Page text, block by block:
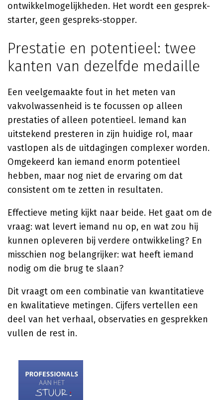
ontwikkelmogelijkheden. Het wordt een gesprek-
starter, geen gespreks-stopper.
Prestatie en potentieel: twee
kanten van dezelfde medaille
Een veelgemaakte fout in het meten van
vakvolwassenheid is te focussen op alleen
prestaties of alleen potentieel. Iemand kan
uitstekend presteren in zijn huidige rol, maar
vastlopen als de uitdagingen complexer worden.
Omgekeerd kan iemand enorm potentieel
hebben, maar nog niet de ervaring om dat
consistent om te zetten in resultaten.
Effectieve meting kijkt naar beide. Het gaat om de
vraag: wat levert iemand nu op, en wat zou hij
kunnen opleveren bij verdere ontwikkeling? En
misschien nog belangrijker: wat heeft iemand
nodig om die brug te slaan?
Dit vraagt om een combinatie van kwantitatieve
en kwalitatieve metingen. Cijfers vertellen een
deel van het verhaal, observaties en gesprekken
vullen de rest in.